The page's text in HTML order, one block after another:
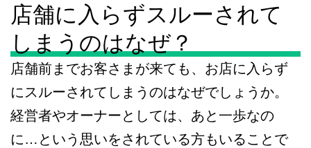
店舗に入らずスルーされて
しまうのはなぜ？
店舗前までお客さまが来ても、お店に入らず
にスルーされてしまうのはなぜでしょうか。
経営者やオーナーとしては、あと一歩なの
に…という思いをされている方もいることで